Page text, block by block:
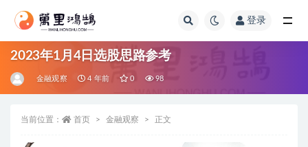
登录
2023年1月4日选股思路参考
金融观察 4 年前 0 98
当前位置： 首页 金融观察 正文